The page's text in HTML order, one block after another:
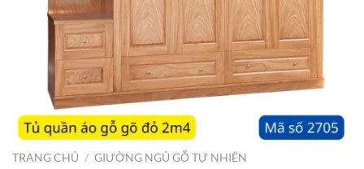
TRANG CHỦ / GIƯỜNG NGỦ GỖ TỰ NHIÊN